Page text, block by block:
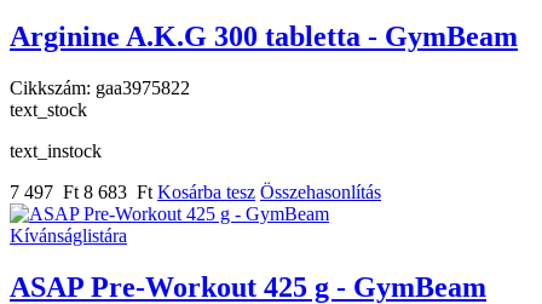
Arginine A.K.G 300 tabletta - GymBeam
Cikkszám: gaa3975822
text_stock
text_instock
7 497 Ft 8 683 Ft Kosárba tesz Összehasonlítás
Kívánságlistára
ASAP Pre-Workout 425 g - GymBeam